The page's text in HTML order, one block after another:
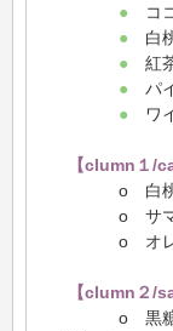
● コ
● 白
● 紅
● パ
● ワ
【clumn１/
o 白桃とア
o サマー
o オレンジ
【clumn２/
o 黒糖ソー